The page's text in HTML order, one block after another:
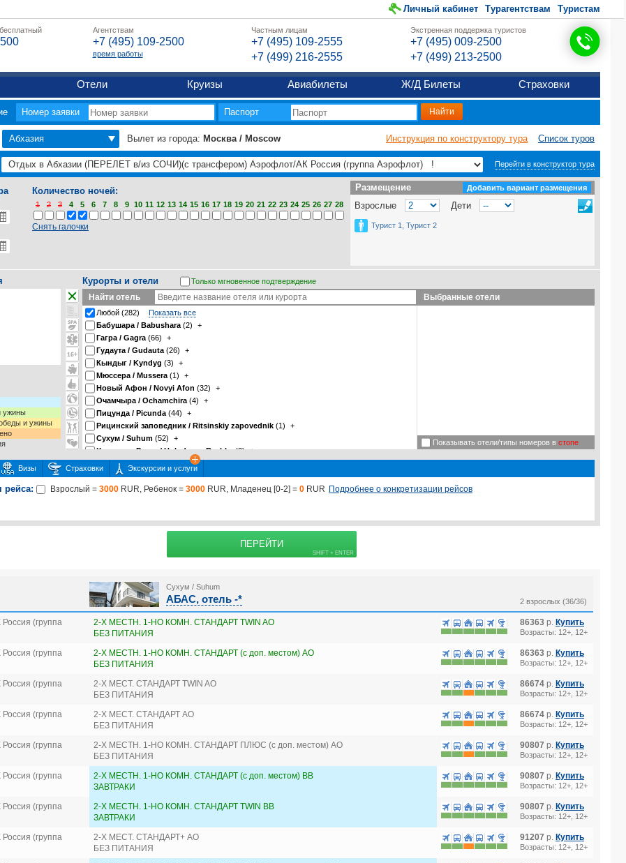
Личный кабинет Турагентствам Туристам
Агентствам
+7 (495) 109-2500
время работы
Частным лицам
+7 (495) 109-2555
+7 (499) 216-2555
Экстренная поддержка туристов
+7 (495) 009-2500
+7 (499) 213-2500
Отели Круизы Авиабилеты Ж/Д Билеты Страховки
Номер заявки Паспорт
Абхазия Вылет из города: Москва / Moscow Инструкция по конструктору тура Список туров
Перейти в конструктор тура
Размещение
Размещение Добавить вариант размещения
Взрослые Дети
Турист 1, Турист 2
Количество ночей:
1 2 3 4 5 6 7 8 9 10 11 12 13 14 15 16 17 18 19 20 21 22 23 24 25 26 27 28
Снять галочки
ужины
и ужины
Только мгновенное подтверждение
Показывать отели/типы номеров в стопе
Выбранные отели
Курорты и отели
Найти отель
Любой (282)
Показать все
Бабушара / Babushara (2)
+
Гагра / Gagra (66)
+
Гудаута / Gudauta (26)
+
Кындыг / Kyndyg (3)
+
Мюссера / Mussera (1)
+
Новый Афон / Novyi Afon (32)
+
Очамчыра / Ochamchira (4)
+
Пицунда / Picunda (44)
+
Рицинский заповедник / Ritsinskiy zapovednik (1)
+
Сухум / Suhum (52)
+
Холодная Речка / Holodnaya Rechka(2) +
Цандрипш / Candripsh
(49)
Визы Страховки Экскурсии и услуги
рейса: Взрослый = 3000 RUR, Ребенок = 3000 RUR, Младенец [0-2] = 0 RUR Подробнее о конкретизации рейсов
ПЕРЕЙТИ
Сухум / Suhum
АБАС, отель -* 2 взрослых (36/36)
(группа
2-Х МЕСТН. 1-НО КОМН. СТАНДАРТ TWIN AO
БЕЗ ПИТАНИЯ
86363 р. Купить
Возрасты: 12+, 12+
(группа
2-Х МЕСТН. 1-НО КОМН. СТАНДАРТ (с доп. местом) AO
БЕЗ ПИТАНИЯ
86363 р. Купить
Возрасты: 12+, 12+
(группа
2-Х МЕСТ. СТАНДАРТ TWIN AO
БЕЗ ПИТАНИЯ
86674 р. Купить
Возрасты: 12+, 12+
(группа
2-Х МЕСТ. СТАНДАРТ AO
БЕЗ ПИТАНИЯ
86674 р. Купить
Возрасты: 12+, 12+
(группа
2-Х МЕСТН. 1-НО КОМН. СТАНДАРТ ПЛЮС (с доп. местом) AO
БЕЗ ПИТАНИЯ
90807 р. Купить
Возрасты: 12+, 12+
(группа
2-Х МЕСТН. 1-НО КОМН. СТАНДАРТ (с доп. местом) BB
ЗАВТРАКИ
90807 р. Купить
Возрасты: 12+, 12+
(группа
2-Х МЕСТН. 1-НО КОМН. СТАНДАРТ TWIN BB
ЗАВТРАКИ
90807 р. Купить
Возрасты: 12+, 12+
(группа
2-Х МЕСТ. СТАНДАРТ+ AO
БЕЗ ПИТАНИЯ
91207 р. Купить
Возрасты: 12+, 12+